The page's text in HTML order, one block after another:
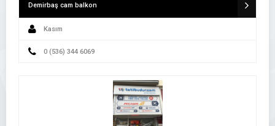
Demirbaş cam balkon
Kasım
0 (536) 344 6069